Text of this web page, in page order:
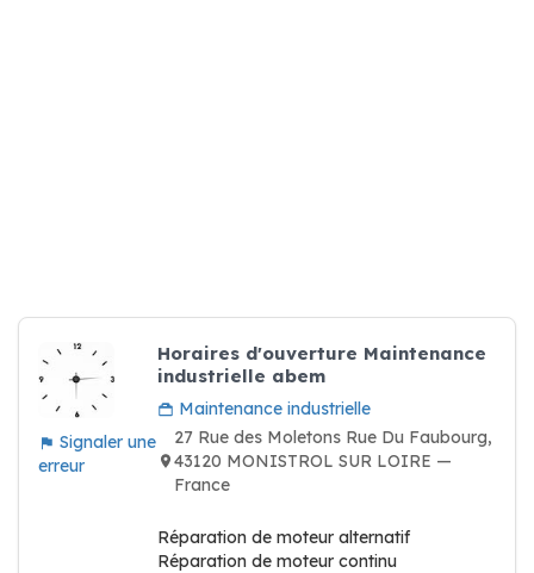
Signaler une
erreur
Horaires d'ouverture Maintenance
industrielle abem
Maintenance industrielle
27 Rue des Moletons Rue Du Faubourg,
43120 MONISTROL SUR LOIRE —
France
Réparation de moteur alternatif
Réparation de moteur continu